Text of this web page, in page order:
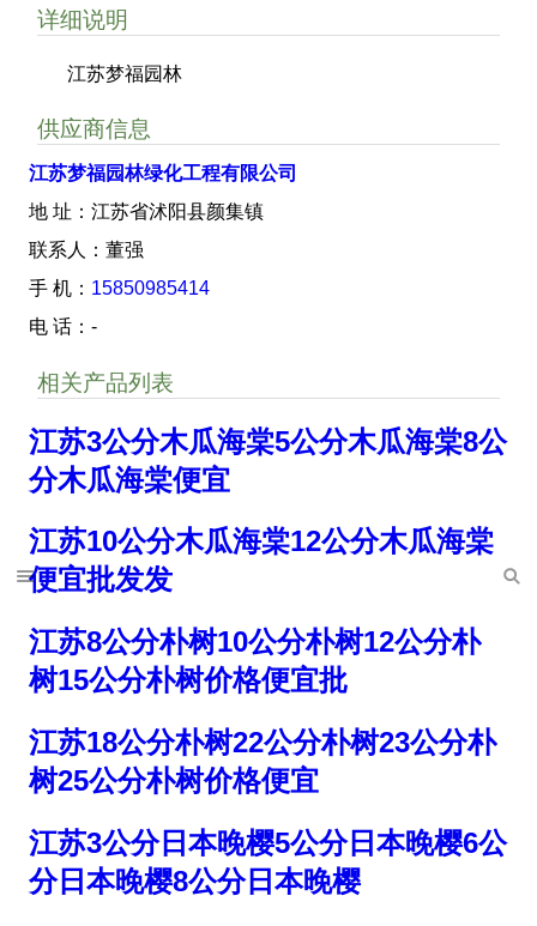
详细说明
江苏梦福园林
供应商信息
江苏梦福园林绿化工程有限公司
地 址：江苏省沭阳县颜集镇
联系人：董强
手 机： 15850985414
电 话：-
相关产品列表
江苏3公分木瓜海棠5公分木瓜海棠8公
分木瓜海棠便宜
江苏10公分木瓜海棠12公分木瓜海棠
便宜批发发
江苏8公分朴树10公分朴树12公分朴
树15公分朴树价格便宜批
江苏18公分朴树22公分朴树23公分朴
树25公分朴树价格便宜
江苏3公分日本晚樱5公分日本晚樱6公
分日本晚樱8公分日本晚樱